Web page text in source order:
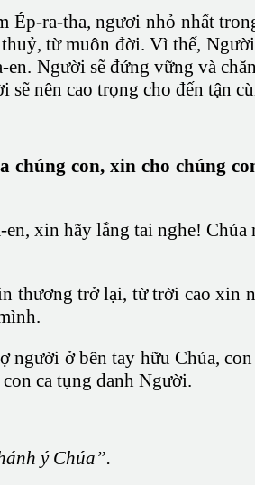
Ép-ra-tha, ngươi nhỏ nhất
từ muôn đời. Vì thế,
Người sẽ đứng vững và
nên cao trọng cho đến tận
con, xin cho chúng
xin hãy lắng tai nghe!
thương trở lại, từ trời cao xin
người ở bên tay hữu Chúa,
ca tụng danh Người.
ý Chúa”.